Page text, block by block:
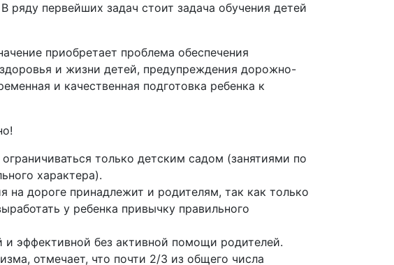
ряду первейших задач стоит задача обучения детей
приобретает проблема обеспечения
и жизни детей, предупреждения дорожно-
и качественная подготовка ребенка к
только детским садом (занятиями по
характера).
дороге принадлежит и родителям, так как только
у ребенка привычку правильного
эффективной без активной помощи родителей.
отмечает, что почти 2/3 из общего числа